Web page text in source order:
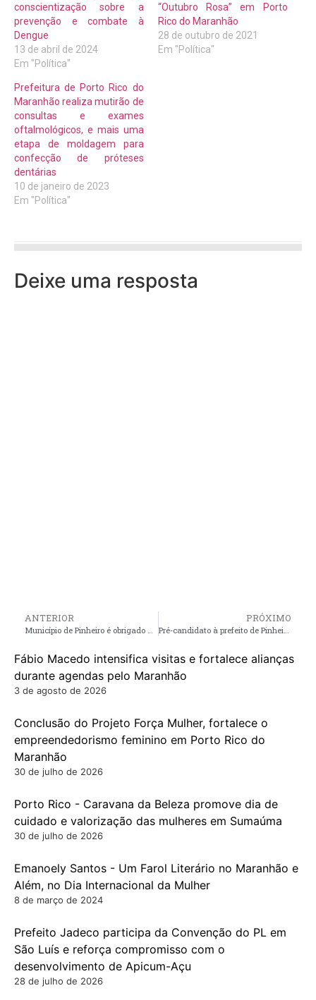
conscientização sobre a
prevenção e combate à
Dengue
13 de abril de 2024
Em "Política"
“Outubro Rosa” em Porto
Rico do Maranhão
28 de outubro de 2021
Em "Política"
Prefeitura de Porto Rico do
Maranhão realiza mutirão de
consultas e exames
oftalmológicos, e mais uma
etapa de moldagem para
confecção de próteses
dentárias
10 de janeiro de 2023
Em "Política"
Deixe uma resposta
ANTERIOR
Município de Pinheiro é obrigado a iniciar ano letivo em até 5 dias
PRÓXIMO
Pré-candidato à prefeito de Pinheiro André da Ralpnet, destaca projetos para geração de emprego e renda
Fábio Macedo intensifica visitas e fortalece alianças
durante agendas pelo Maranhão
3 de agosto de 2026
Conclusão do Projeto Força Mulher, fortalece o
empreendedorismo feminino em Porto Rico do
Maranhão
30 de julho de 2026
Porto Rico - Caravana da Beleza promove dia de
cuidado e valorização das mulheres em Sumaúma
30 de julho de 2026
Emanoely Santos - Um Farol Literário no Maranhão e
Além, no Dia Internacional da Mulher
8 de março de 2024
Prefeito Jadeco participa da Convenção do PL em
São Luís e reforça compromisso com o
desenvolvimento de Apicum-Açu
28 de julho de 2026